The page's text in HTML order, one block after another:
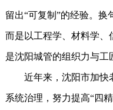
留出“可复制”的经验。换
而是以工程学、材料学、
是沈阳城管的组织力与工
近年来，沈阳市加快老
系统治理，努力提高“四